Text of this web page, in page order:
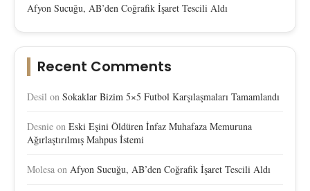
Afyon Sucuğu, AB’den Coğrafik İşaret Tescili Aldı
Recent Comments
Desil on Sokaklar Bizim 5×5 Futbol Karşılaşmaları Tamamlandı
Desnie on Eski Eşini Öldüren İnfaz Muhafaza Memuruna
Ağırlaştırılmış Mahpus İstemi
Molesa on Afyon Sucuğu, AB’den Coğrafik İşaret Tescili Aldı